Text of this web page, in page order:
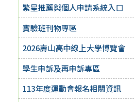
繁星推薦與個人申請系統入口
實驗班刊物專區
2026壽山高中線上大學博覽會
學生申訴及再申訴專區
113年度運動會報名相關資訊